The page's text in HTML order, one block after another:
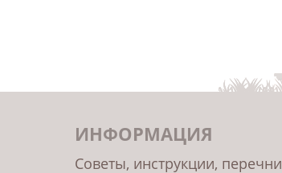
ИНФОРМАЦИЯ
Советы, инструкции, перечни